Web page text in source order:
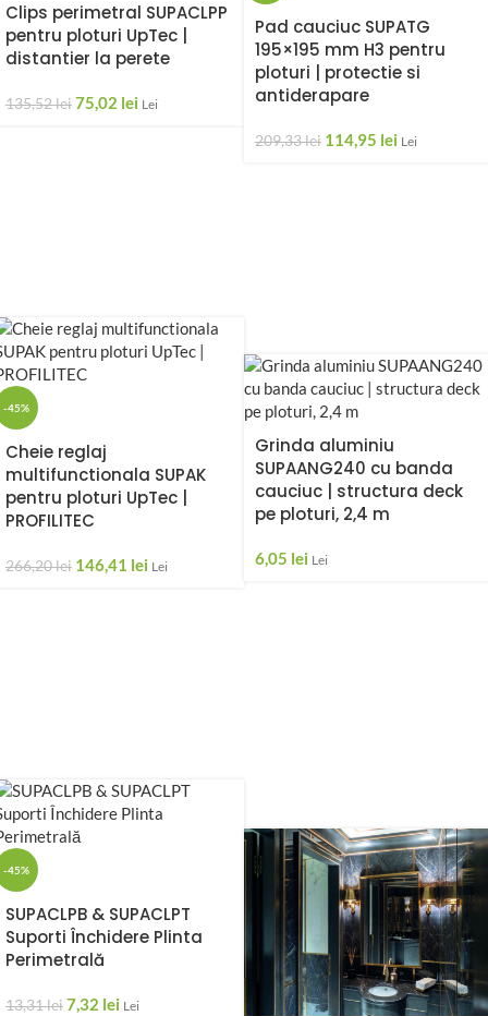
Clips perimetral SUPACLPP
pentru ploturi UpTec |
distantier la perete
135,52lei75,02 lei Lei
Pad cauciuc SUPATG
195×195 mm H3 pentru
ploturi | protectie si
antiderapare
209,33lei 114,95 lei Lei
-45%
Cheie reglaj
multifunctionala SUPAK
pentru ploturi UpTec |
PROFILITEC
266,20lei 146,41 lei Lei
Grinda aluminiu
SUPAANG240 cu banda
cauciuc | structura deck
pe ploturi, 2,4 m
6,05 lei Lei
-45%
SUPACLPB & SUPACLPT
Suporti Închidere Plinta
Perimetrală
13,31lei7,32 lei Lei